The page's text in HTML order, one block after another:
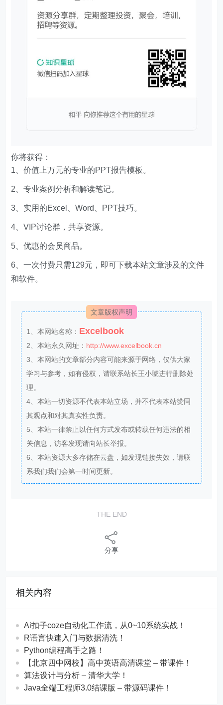
你将获得：
1、价值上万元的专业的PPT报告模板。
2、专业案例分析和解读笔记。
3、实用的Excel、Word、PPT技巧。
4、VIP讨论群，共享资源。
5、优惠的会员商品。
6、一次付费只需129元，即可下载本站文章涉及的文件
和软件。
文章版权声明
1、本网站名称： Excelbook
2、本站永久网址： http://www.excelbook.cn
3、本网站的文章部分内容可能来源于网络，仅供大家
学习与参考，如有侵权，请联系站长王小琥进行删除处
理。
4、本站一切资源不代表本站立场，并不代表本站赞同
其观点和对其真实性负责。
5、本站一律禁止以任何方式发布或转载任何违法的相
关信息，访客发现请向站长举报。
6、本站资源大多存储在云盘，如发现链接失效，请联
系我们我们会第一时间更新。
THE END
分享
相关内容
Ai扣子coze自动化工作流，从0~10系统实战！
R语言快速入门与数据清洗！
Python编程高手之路！
【北京四中网校】高中英语高清课堂 – 带课件！
算法设计与分析 – 清华大学！
Java全端工程师3.0结课版 – 带源码课件！